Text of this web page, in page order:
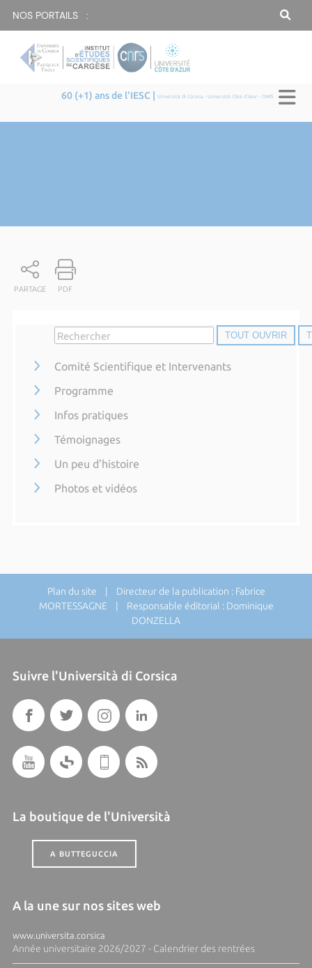
NOS PORTAILS :
60 (+1) ans de l'IESC |Università di Corsica - Université Côte d'Azur - CNRS
PARTAGE PDF
TOUT OUVRIR
Comité Scientifique et Intervenants
Programme
Infos pratiques
Témoignages
Un peu d'histoire
Photos et vidéos
Plan du site | Directeur de la publication : Fabrice
MORTESSAGNE | Responsable éditorial : Dominique
DONZELLA
Suivre l'Università di Corsica
La boutique de l'Università
A BUTTEGUCCIA
A la une sur nos sites web
www.universita.corsica
Année universitaire 2026/2027 - Calendrier des rentrées